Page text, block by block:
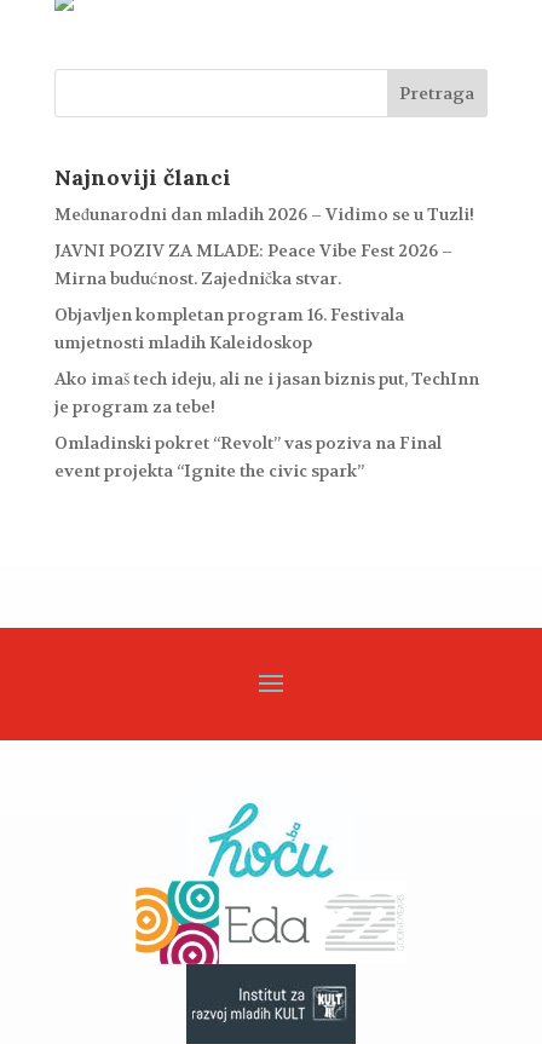
Najnoviji članci
Međunarodni dan mladih 2026 – Vidimo se u Tuzli!
JAVNI POZIV ZA MLADE: Peace Vibe Fest 2026 –
Mirna budućnost. Zajednička stvar.
Objavljen kompletan program 16. Festivala
umjetnosti mladih Kaleidoskop
Ako imaš tech ideju, ali ne i jasan biznis put, TechInn
je program za tebe!
Omladinski pokret “Revolt” vas poziva na Final
event projekta “Ignite the civic spark”